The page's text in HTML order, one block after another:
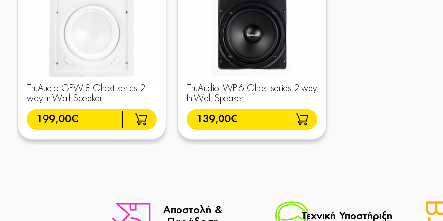
TruAudio GPW-8 Ghost series 2-
way In-Wall Speaker
199,00€
TruAudio IWP-6 Ghost series 2-way
In-Wall Speaker
139,00€
Αποστολή &
Τεχνική Υποστήριξη